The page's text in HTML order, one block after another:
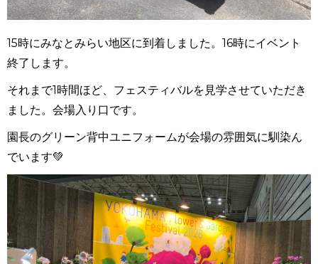
15時にみなとみらい地区に到着しました。16時にイベント
終了します。
それまで1時間ほど、フェスティバルを見学させていただき
ました。会場入り口です。
園長のグリーン背中ユニフォームが会場の雰囲気に馴染ん
でいます💚